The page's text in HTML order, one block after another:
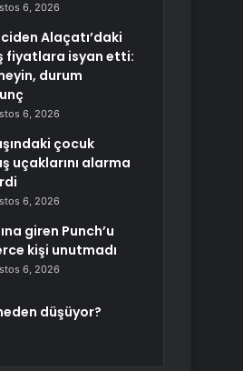
6, 2026
Alaçatı’daki
fiyatlara isyan etti:
durum
6, 2026
çocuk
uçaklarını alarma
6, 2026
giren Punch’u
kişi unutmadı
6, 2026
düşüyor?